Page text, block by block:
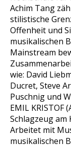
Achim Tang
stilistische
Offenheit und
musikalischen
Mainstream
wie: David
Ducret, Steve
Puschnig und
EMIL KRISTOF
Schlagzeug
Arbeitet mit
musikalischen